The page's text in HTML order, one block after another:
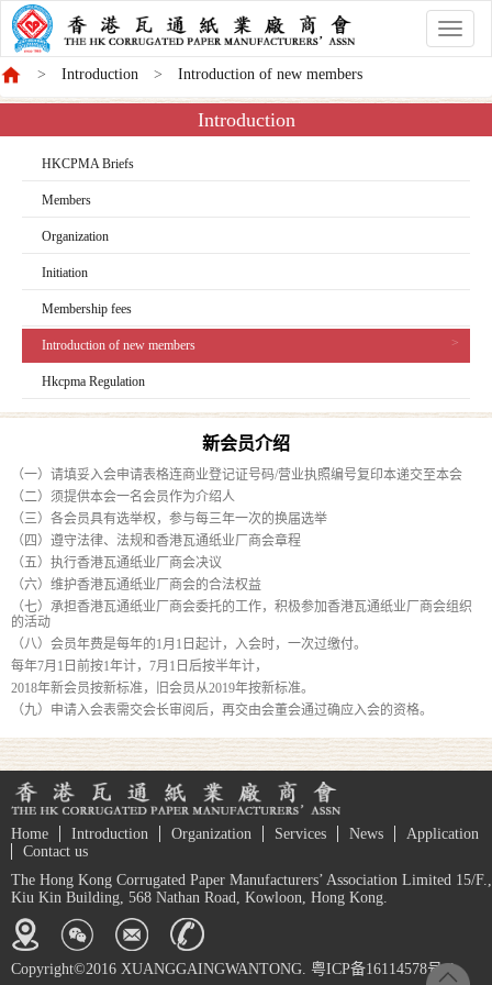
香
港
會
Introduction Introduction of new members
Introduction
HKCPMA Briefs
Members
Organization
Initiation
Membership fees
Introduction of new members
Hkcpma Regulation
新会员介绍
（一）请填妥入会申请表格连商业登记证号码/营业执照编号复印本递交至本会
（二）须提供本会一名会员作为介绍人
（三）各会员具有选举权，参与每三年一次的换届选举
（四）遵守法律、法规和香港瓦通纸业厂商会章程
（五）执行香港瓦通纸业厂商会决议
（六）维护香港瓦通纸业厂商会的合法权益
（七）承担香港瓦通纸业厂商会委托的工作，积极参加香港瓦通纸业厂商会组织
的活动
（八）会员年费是每年的1月1日起计，入会时，一次过缴付。
每年7月1日前按1年计，7月1日后按半年计，
2018年新会员按新标准，旧会员从2019年按新标准。
（九）申请入会表需交会长审阅后，再交由会董会通过确应入会的资格。
Home Introduction Organization Services News
Application
Contact us
The Hong Kong Corrugated Paper Manufacturers’ Association Limited 15/F.,
Kiu Kin Building, 568 Nathan Road, Kowloon, Hong Kong.
Copyright©2016 XUANGGAINGWANTONG. 粤ICP备16114578号-1